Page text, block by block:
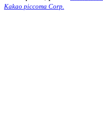
Kakao piccoma Corp.